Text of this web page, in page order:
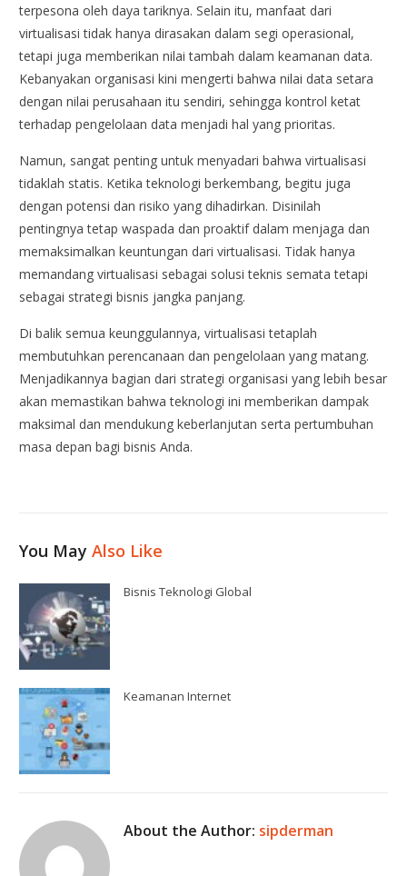
terpesona oleh daya tariknya. Selain itu, manfaat dari
virtualisasi tidak hanya dirasakan dalam segi operasional,
tetapi juga memberikan nilai tambah dalam keamanan data.
Kebanyakan organisasi kini mengerti bahwa nilai data setara
dengan nilai perusahaan itu sendiri, sehingga kontrol ketat
terhadap pengelolaan data menjadi hal yang prioritas.
Namun, sangat penting untuk menyadari bahwa virtualisasi
tidaklah statis. Ketika teknologi berkembang, begitu juga
dengan potensi dan risiko yang dihadirkan. Disinilah
pentingnya tetap waspada dan proaktif dalam menjaga dan
memaksimalkan keuntungan dari virtualisasi. Tidak hanya
memandang virtualisasi sebagai solusi teknis semata tetapi
sebagai strategi bisnis jangka panjang.
Di balik semua keunggulannya, virtualisasi tetaplah
membutuhkan perencanaan dan pengelolaan yang matang.
Menjadikannya bagian dari strategi organisasi yang lebih besar
akan memastikan bahwa teknologi ini memberikan dampak
maksimal dan mendukung keberlanjutan serta pertumbuhan
masa depan bagi bisnis Anda.
You MayAlso Like
Bisnis Teknologi Global
Keamanan Internet
About the Author: sipderman